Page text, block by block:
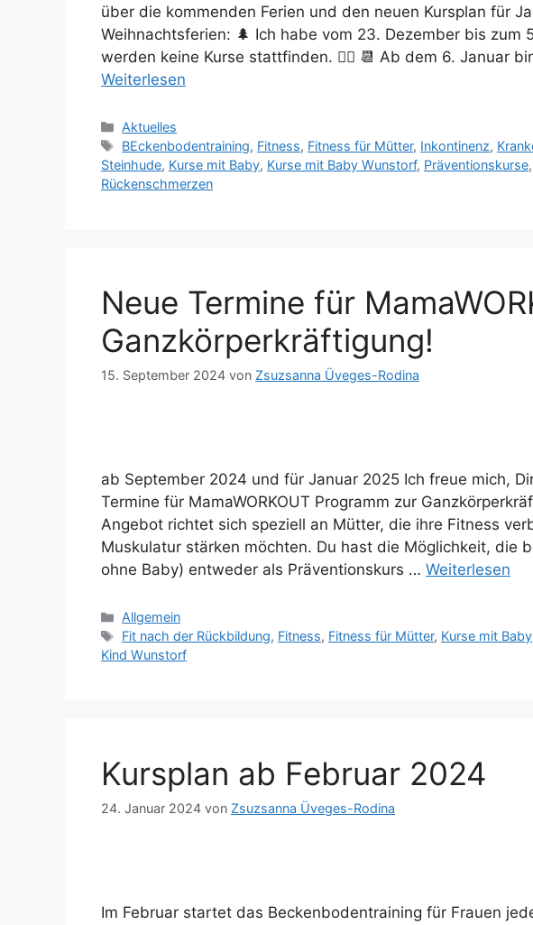
über die kommenden Ferien und den neuen Kursplan für
Weihnachtsferien: 🌲 Ich habe vom 23. Dezember bis zum
werden keine Kurse stattfinden. 🙅‍♀️ 📆 Ab dem 6. Januar
Weiterlesen
Aktuelles
BEckenbodentraining, Fitness, Fitness für Mütter, Inkontinenz,
Steinhude, Kurse mit Baby, Kurse mit Baby Wunstorf, Präventionskurse,
Rückenschmerzen
Neue Termine für
Ganzkörperkräftigung!
15. September 2024 von Zsuzsanna Üveges-Rodina
ab September 2024 und für Januar 2025 Ich freue mich,
Termine für MamaWORKOUT Programm zur
Angebot richtet sich speziell an Mütter, die ihre Fitness
Muskulatur stärken möchten. Du hast die Möglichkeit, die
ohne Baby) entweder als Präventionskurs … Weiterlesen
Allgemein
Fit nach der Rückbildung, Fitness, Fitness für Mütter, Kurse mit Baby
Kind Wunstorf
Kursplan ab Februar 2024
24. Januar 2024 von Zsuzsanna Üveges-Rodina
Im Februar startet das Beckenbodentraining für Frauen